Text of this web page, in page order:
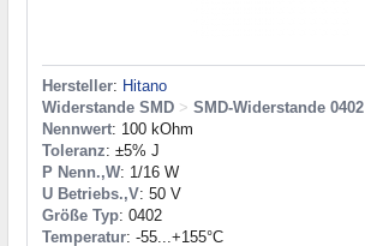
Hersteller: Hitano
Widerstande SMD > SMD-Widerstande 0402
Nennwert: 100 kOhm
Toleranz: ±5% J
P Nenn.,W: 1/16 W
U Betriebs.,V: 50 V
Größe Typ: 0402
Temperatur: -55...+155°C